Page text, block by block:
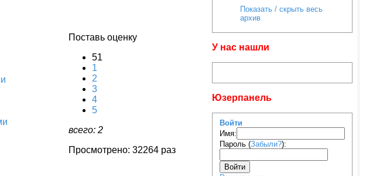
Поставь оценку
51
1
2
3
4
5
всего: 2
Просмотрено: 32264 раз
Показать / скрыть весь
архив
У нас нашли
Юзерпанель
Войти
Имя:
Пароль (Забыли?):
Войти